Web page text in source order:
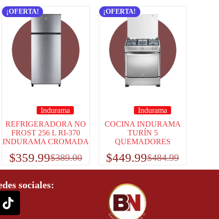
¡OFERTA!
Indurama
REFRIGERADORA NO
FROST 256 L RI-370
INDURAMA CROMADA
$389.00
$359.99
¡OFERTA!
Indurama
COCINA INDURAMA
TURÍN 5
QUEMADORES
$484.99
$449.99
sociales: